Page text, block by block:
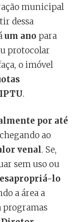
municipal
dessa
um ano para
protocolar
o imóvel
.
por até
ao
venal. Se,
sem uso ou
lo
a área a
programas